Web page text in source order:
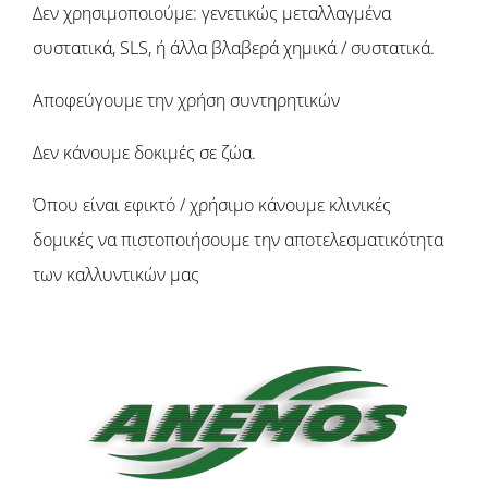
Δεν χρησιμοποιούμε: γενετικώς μεταλλαγμένα
συστατικά, SLS, ή άλλα βλαβερά χημικά / συστατικά.
Αποφεύγουμε την χρήση συντηρητικών
Δεν κάνουμε δοκιμές σε ζώα.
Όπου είναι εφικτό / χρήσιμο κάνουμε κλινικές
δομικές να πιστοποιήσουμε την αποτελεσματικότητα
των καλλυντικών μας